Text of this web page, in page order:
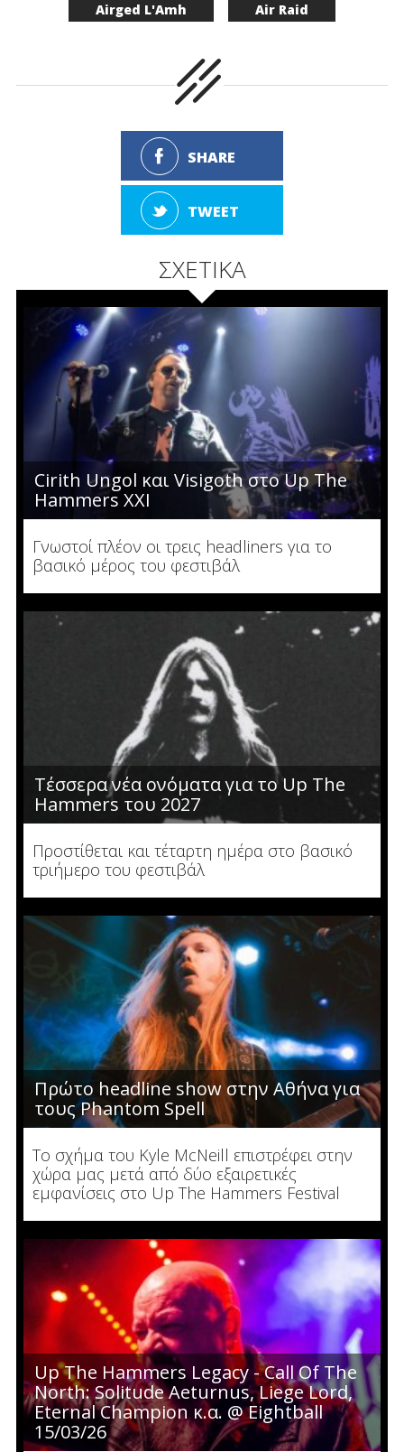
Airged L'Amh
Air Raid
SHARE
TWEET
ΣΧΕΤΙΚΑ
Cirith Ungol και Visigoth στο Up The
Hammers XXI
Γνωστοί πλέον οι τρεις headliners για το
βασικό μέρος του φεστιβάλ
Τέσσερα νέα ονόματα για το Up The
Hammers του 2027
Προστίθεται και τέταρτη ημέρα στο βασικό
τριήμερο του φεστιβάλ
Πρώτο headline show στην Αθήνα για
τους Phantom Spell
Το σχήμα του Kyle McNeill επιστρέφει στην
χώρα μας μετά από δύο εξαιρετικές
εμφανίσεις στο Up The Hammers Festival
Up The Hammers Legacy - Call Of The
North: Solitude Aeturnus, Liege Lord,
Eternal Champion κ.α. @ Eightball
15/03/26